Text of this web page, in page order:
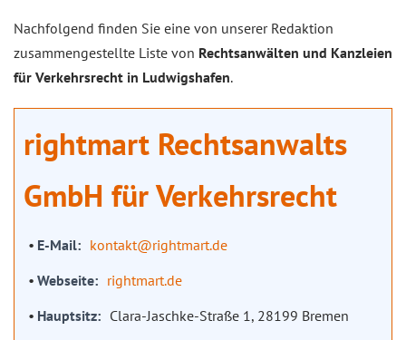
Nachfolgend finden Sie eine von unserer Redaktion
zusammengestellte Liste von Rechtsanwälten und Kanzleien
für Verkehrsrecht in Ludwigshafen.
rightmart Rechtsanwalts
GmbH für Verkehrsrecht
E-Mail
kontakt@rightmart.de
Webseite
rightmart.de
Hauptsitz
Clara-Jaschke-Straße 1, 28199 Bremen